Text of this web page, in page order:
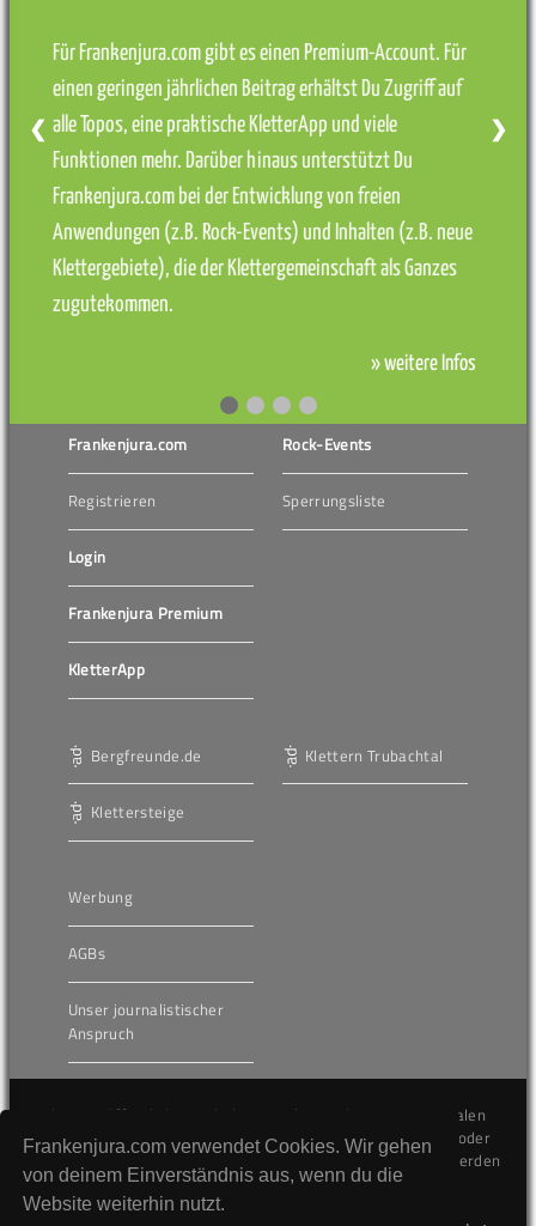
Frankenjura.com verwendet Cookies. Wir gehen
von deinem Einverständnis aus, wenn du die
Website weiterhin nutzt.
Für Frankenjura.com gibt es einen Premium-Account. Für
einen geringen jährlichen Beitrag erhältst Du Zugriff auf
alle Topos, eine praktische KletterApp und viele
Funktionen mehr. Darüber hinaus unterstützt Du
Frankenjura.com bei der Entwicklung von freien
Anwendungen (z.B. Rock-Events) und Inhalten (z.B. neue
Klettergebiete), die der Klettergemeinschaft als Ganzes
zugutekommen.
» weitere Infos
❮ ❯
Frankenjura.com
Registrieren
Login
Frankenjura Premium
KletterApp
Rock-Events
Sperrungsliste
Bergfreunde.de
Klettersteige
Klettern Trubachtal
Werbung
AGBs
Unser journalistischer
Anspruch
Die hier veröffentlichten Inhalte unterliegen dem internationalen
Urheberrecht (Copyright) und dürfen nicht kopiert, verändert oder
unverändert wiederveröffentlicht werden. Gegen Verstöße werden
wir auf juristischem Wege vorgehen.